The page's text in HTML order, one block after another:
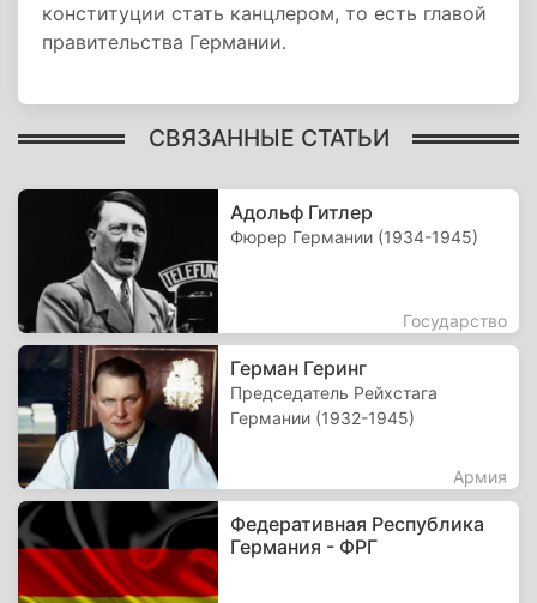
конституции стать канцлером, то есть главой
правительства Германии.
СВЯЗАННЫЕ СТАТЬИ
Адольф Гитлер
Фюрер Германии (1934-1945)
Государство
Герман Геринг
Председатель Рейхстага
Германии (1932-1945)
Армия
Федеративная Республика
Германия - ФРГ